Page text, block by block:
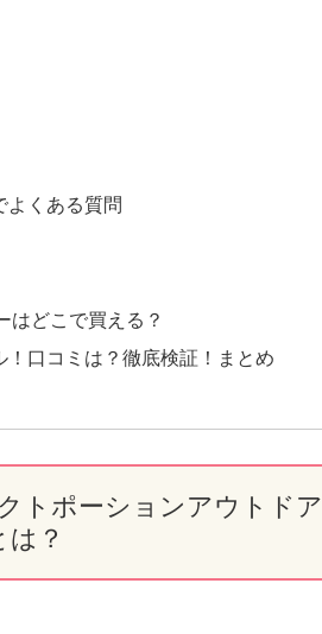
よくある質問
はどこで買える？
口コミは？徹底検証！まとめ
トポーションアウトドア
？